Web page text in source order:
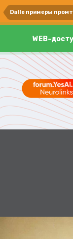
Dalle примеры
WEB-